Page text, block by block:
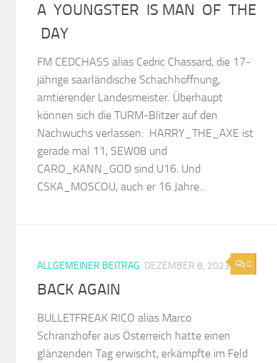
A YOUNGSTER IS MAN OF THE
DAY
FM CEDCHASS alias Cedric Chassard, die 17-
jährige saarländische Schachhoffnung,
amtierender Landesmeister. Überhaupt
können sich die TURM-Blitzer auf den
Nachwuchs verlassen: HARRY_THE_AXE ist
gerade mal 11, SEW08 und
CARO_KANN_GOD sind U16. Und
CSKA_MOSCOU, auch er 16 Jahre...
0
ALLGEMEINER BEITRAG DEZEMBER 8, 2023
BACK AGAIN
BULLETFREAK RICO alias Marco
Schranzhofer aus Österreich hatte einen
glänzenden Tag erwischt, erkämpfte im Feld